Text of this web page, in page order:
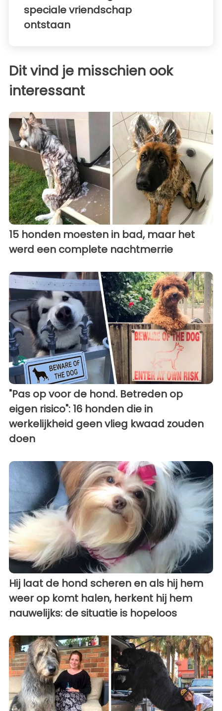
speciale vriendschap
ontstaan
Dit vind je misschien ook
interessant
15 honden moesten in bad, maar het
werd een complete nachtmerrie
"Pas op voor de hond. Betreden op
eigen risico": 16 honden die in
werkelijkheid geen vlieg kwaad zouden
doen
Hij laat de hond scheren en als hij hem
weer op komt halen, herkent hij hem
nauwelijks: de situatie is hopeloos